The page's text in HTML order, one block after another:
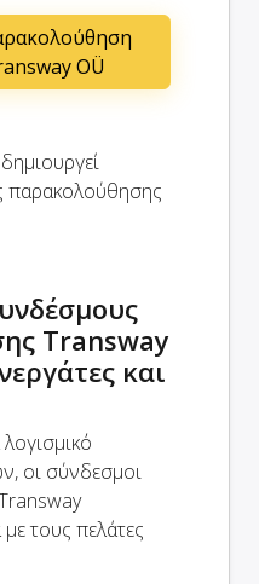
OÜ
παρακολούθησης
Transway
και
οι σύνδεσμοι
τους πελάτες